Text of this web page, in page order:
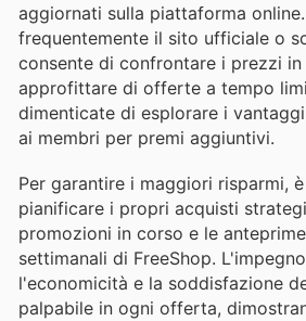
aggiornati sulla piattaforma
frequentemente il sito ufficiale o
consente di confrontare i prezzi
approfittare di offerte a tempo
dimenticate di esplorare i
ai membri per premi aggiuntivi.
Per garantire i maggiori risparmi,
pianificare i propri acquisti
promozioni in corso e le
settimanali di FreeShop.
l'economicità e la soddisfazione
palpabile in ogni offerta,